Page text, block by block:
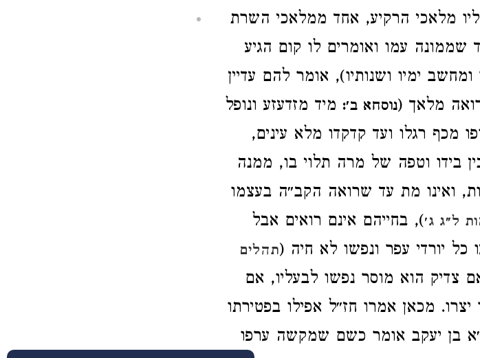
מלאכי הרקיע, אחד ממלאכי השרת
עמו ואומרים לו קום הגיע
ימיו ושנותיו), אומר להם עדיין
מלאך (נוסחא ב׳: מיד מזדעזע ונופל
מכף רגלו ועד קדקדו מלא עינים,
בידו וטפה של מרה תלוי בו, ממנה
ואינו מת עד שרואה הקב״ה בעצמו
ל״ג ג׳), בחייהם אינם רואים אבל
כל יורדי עפר ונפשו לא חיה (תהלים
צדיק הוא מוסר נפשו לבעליו, אם
מכאן אמרו חז״ל אפילו בפטירתו
בן יעקב אומר כשם שמקשה ערפו